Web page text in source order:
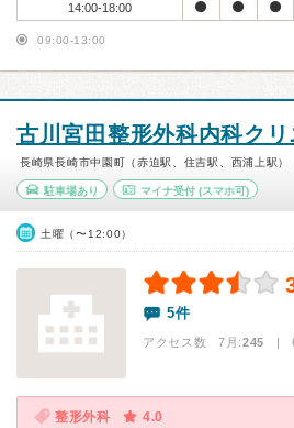
14:00-18:00
09:00-13:00
古川宮田整形外科内科クリ
長崎県長崎市中園町（赤迫駅、住吉駅、西浦上駅）
駐車場あり マイナ受付(スマホ可)
土曜（〜12:00）
5件
アクセス数 7月:245 | 6
整形外科 4.0